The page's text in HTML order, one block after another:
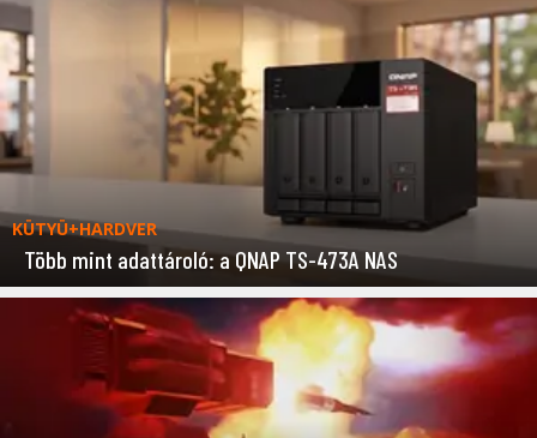
KÜTYÜ+HARDVER
Több mint adattároló: a QNAP TS-473A NAS